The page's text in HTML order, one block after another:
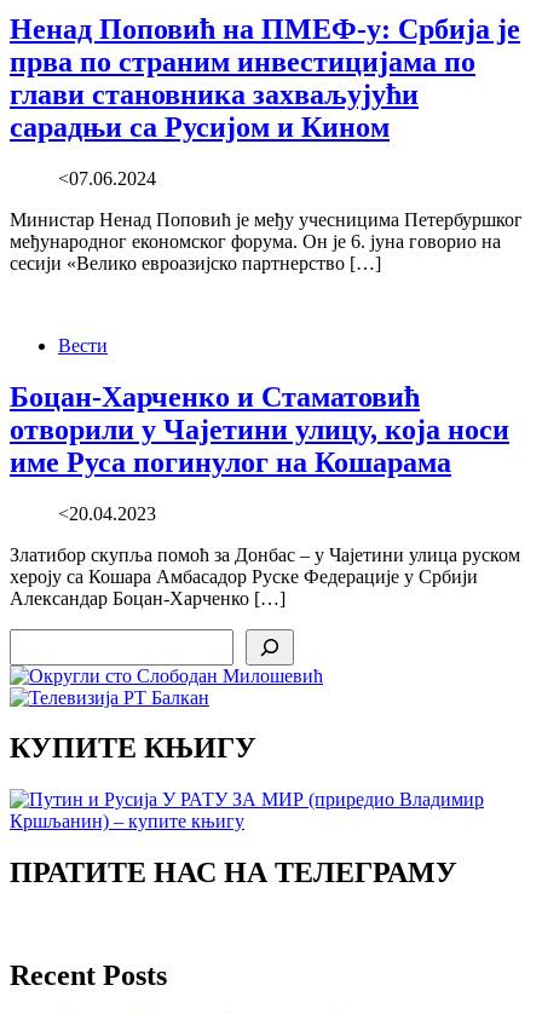
Ненад Поповић на ПМЕФ-у: Србија је
прва по страним инвестицијама по
глави становника захваљујући
сарадњи са Русијом и Кином
<07.06.2024
Министар Ненад Поповић је међу учесницима Петербуршког
међународног економског форума. Он је 6. јуна говорио на
сесији «Велико евроазијско партнерство […]
Вести
Боцан-Харченко и Стаматовић
отворили у Чајетини улицу, која носи
име Руса погинулог на Кошарама
<20.04.2023
Златибор скупља помоћ за Донбас – у Чајетини улица руском
хероју са Кошара Амбасадор Руске Федерације у Србији
Александар Боцан-Харченко […]
КУПИТЕ КЊИГУ
ПРАТИТЕ НАС НА ТЕЛЕГРАМУ
Recent Posts